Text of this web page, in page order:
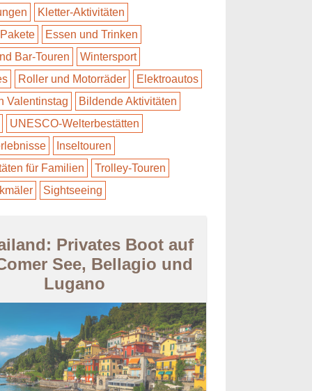
Kletter-Aktivitäten
Essen und Trinken
Bar-Touren
Wintersport
Roller und Motorräder
Elektroautos
Valentinstag
Bildende Aktivitäten
UNESCO-Welterbestätten
Inseltouren
für Familien
Trolley-Touren
Sightseeing
Privates Boot auf
See, Bellagio und
Lugano